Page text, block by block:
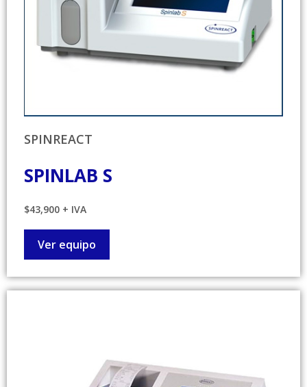
SPINREACT
SPINLAB S
$43,900 + IVA
Ver equipo